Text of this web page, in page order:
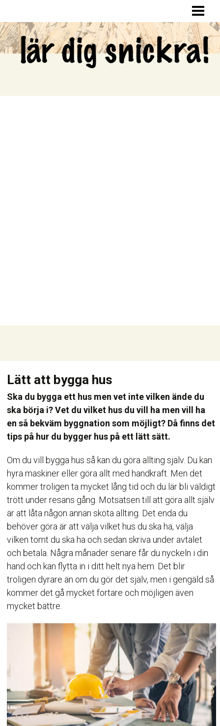
SNICKRA HEMMA
LAGA HÅL I VÄGGEN
Lätt att bygga hus
Ska du bygga ett hus men vet inte vilken ände du
ska börja i? Vet du vilket hus du vill ha men vill ha
en så bekväm byggnation som möjligt? Då finns det
tips på hur du bygger hus på ett lätt sätt.
Om du vill bygga hus så kan du göra allting själv. Du kan
hyra maskiner eller göra allt med handkraft. Men det
kommer troligen ta mycket lång tid och du lär bli väldigt
trött under resans gång. Motsatsen till att göra allt själv
är att låta någon annan sköta allting. Det enda du
behöver göra är att välja vilket hus du ska ha, välja
vilken tomt du ska ha och sedan skriva under avtalet
och betala. Några månader senare får du nyckeln i din
hand och kan flytta in i ditt helt nya hem. Det blir
troligen dyrare än om du gör det själv, men i gengäld så
kommer det gå mycket fortare och möjligen även
mycket bättre.